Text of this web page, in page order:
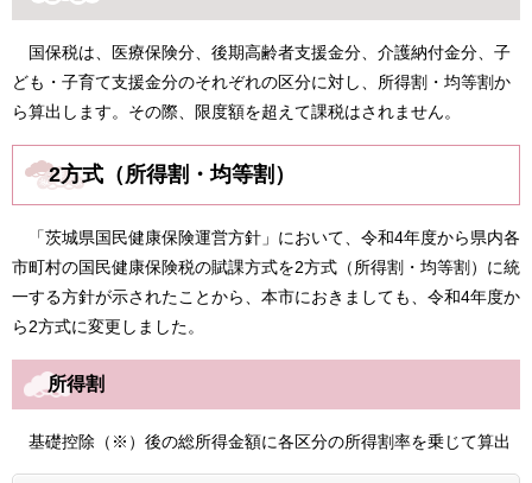
国保税は、医療保険分、後期高齢者支援金分、介護納付金分、子
ども・子育て支援金分のそれぞれの区分に対し、所得割・均等割か
ら算出します。その際、限度額を超えて課税はされません。
2方式（所得割・均等割）
「茨城県国民健康保険運営方針」において、令和4年度から県内各
市町村の国民健康保険税の賦課方式を2方式（所得割・均等割）に統
一する方針が示されたことから、本市におきましても、令和4年度か
ら2方式に変更しました。
所得割
基礎控除（※）後の総所得金額に各区分の所得割率を乗じて算出